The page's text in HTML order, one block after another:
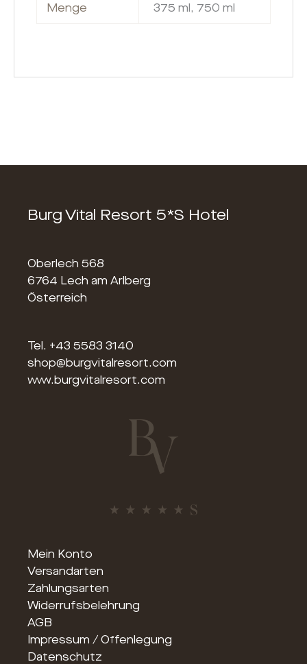
Menge 375 ml, 750 ml
Burg Vital Resort 5*S Hotel
Oberlech 568
6764 Lech am Arlberg
Österreich
Tel. +43 5583 3140
shop@burgvitalresort.com
www.burgvitalresort.com
Mein Konto
Versandarten
Zahlungsarten
Widerrufsbelehrung
AGB
Impressum / Offenlegung
Datenschutz